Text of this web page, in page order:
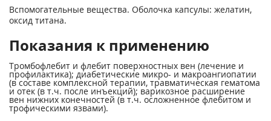
Вспомогательные вещества. Оболочка капсулы: желатин,
оксид титана.
Показания к применению
Тромбофлебит и флебит поверхностных вен (лечение и
профилактика); диабетические микро- и макроангиопатии
(в составе комплексной терапии, травматическая гематома
и отек (в т.ч. после инъекций); варикозное расширение
вен нижних конечностей (в т.ч. осложненное флебитом и
трофическими язвами).